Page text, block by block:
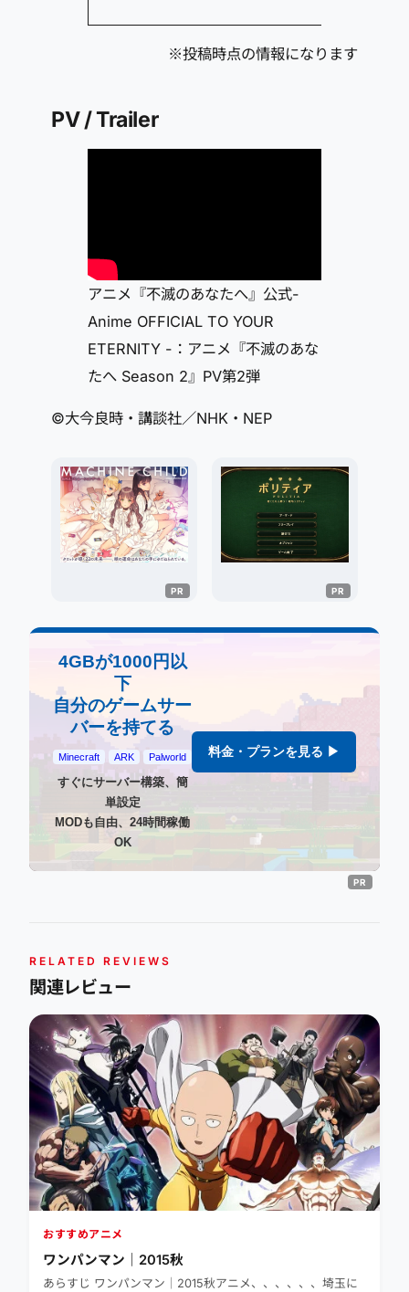
※投稿時点の情報になります
PV / Trailer
アニメ『不滅のあなたへ』公式-
Anime OFFICIAL TO YOUR
ETERNITY -：アニメ『不滅のあな
たへ Season 2』PV第2弾
©⼤今良時・講談社／NHK・NEP
4GBが1000円以
下
自分のゲームサー
バーを持てる
Minecraft ARK Palworld
すぐにサーバー構築、簡
単設定
MODも自由、24時間稼働
OK
料金・プランを見る ▶
RELATED REVIEWS
関連レビュー
おすすめアニメ
ワンパンマン｜2015秋
あらすじ ワンパンマン｜2015秋アニメ、、、、、、埼玉に